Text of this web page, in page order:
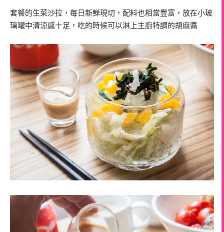
套餐的生菜沙拉，每日新鮮現切，配料也相當豐富，放在小玻
璃罐中清涼感十足，吃的時候可以淋上主廚特調的胡麻醬